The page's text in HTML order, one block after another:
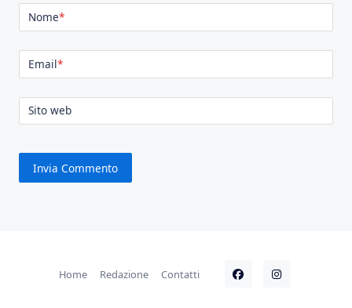
Nome*
Email*
Sito web
Home Redazione Contatti